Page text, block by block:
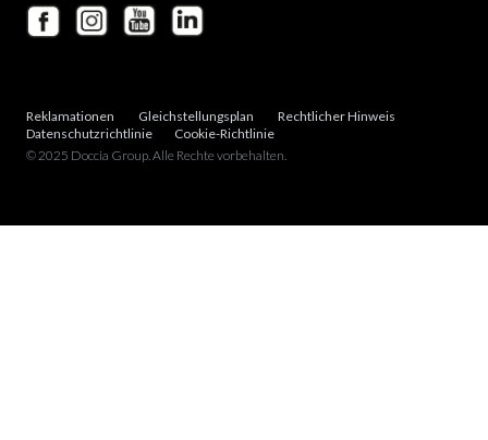
Reklamationen Gleichstellungsplan
Rechtlicher Hinweis
Datenschutzrichtlinie
Cookie-Richtlinie
© 2025 Doccia Group. Alle Rechte vorbehalten.